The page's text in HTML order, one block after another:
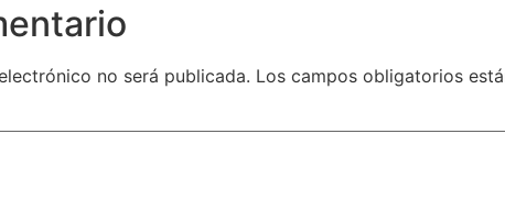
no será publicada. Los campos obligatorios